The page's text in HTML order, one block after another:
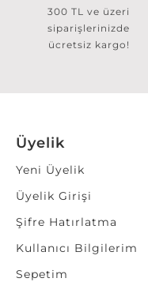
300 TL ve üzeri
siparişlerinizde
ücretsiz kargo!
Üyelik
Yeni Üyelik
Üyelik Girişi
Şifre Hatırlatma
Kullanıcı Bilgilerim
Sepetim